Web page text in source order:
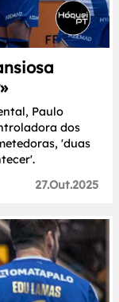
Paulo
dos
'duas
27.Out.2025